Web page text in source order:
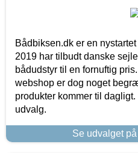
Bådbiksen.dk er en
2019 har tilbudt danske
bådudstyr til en fornuftig
webshop er dog noget
produkter kommer til
udvalg.
Se udvalget